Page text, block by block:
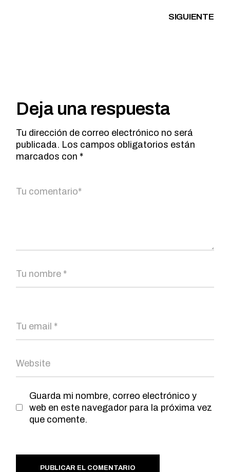
SIGUIENTE
Deja una respuesta
Tu dirección de correo electrónico no será
publicada. Los campos obligatorios están
marcados con *
Guarda mi nombre, correo electrónico y
web en este navegador para la próxima vez
que comente.
PUBLICAR EL COMENTARIO